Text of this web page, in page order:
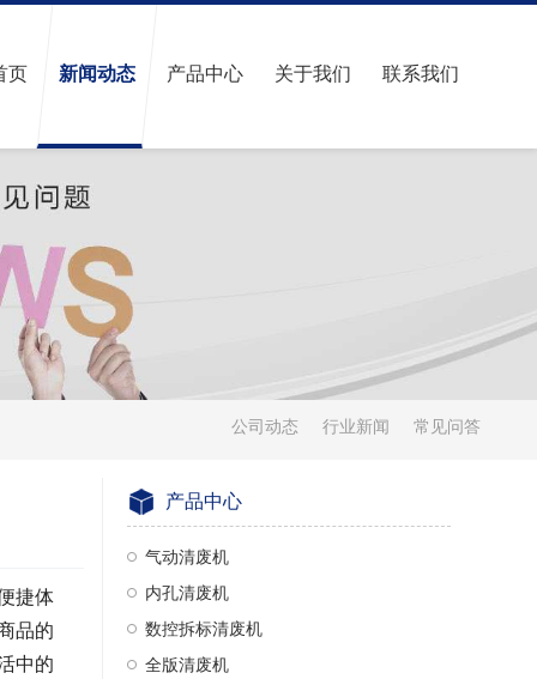
页 新闻动态 产品中心 关于我们 联系我们
公司动态 行业新闻 常见问答
捷体
品的
中的
产品中心
气动清废机
内孔清废机
数控拆标清废机
全版清废机